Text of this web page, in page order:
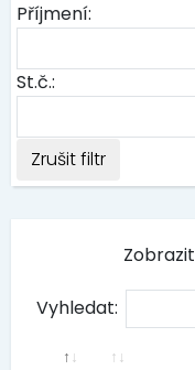
Příjmení:
St.č.:
Zrušit filtr
Zobrazit
Vyhledat: